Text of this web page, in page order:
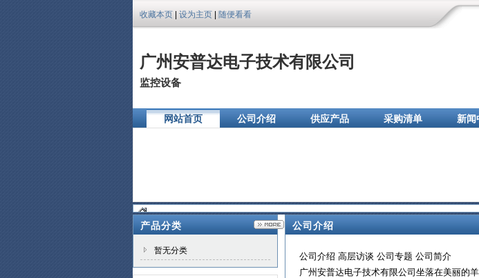
收藏本页 设为主页 随便看看
广州安普达电子技术有限公司
监控设备
网站首页 公司介绍 供应产品 采购清单 新闻
产品分类
暂无分类
公司介绍
公司介绍 高层访谈 公司专题 公司简介
广州安普达电子技术有限公司坐落在美丽的